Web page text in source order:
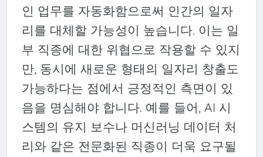
인 업무를 자동화함으로써 인간의 일자
리를 대체할 가능성이 높습니다. 이는 일
부 직종에 대한 위협으로 작용할 수 있지
만, 동시에 새로운 형태의 일자리 창출도
가능하다는 점에서 긍정적인 측면이 있
음을 명심해야 합니다. 예를 들어, AI 시
스템의 유지 보수나 머신러닝 데이터 처
리와 같은 전문화된 직종이 더욱 요구될